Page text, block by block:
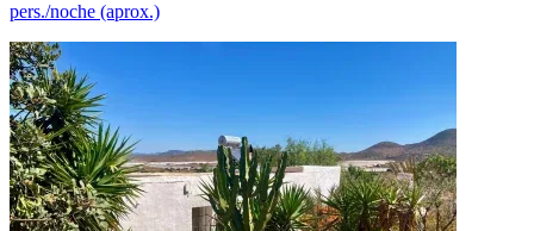
pers./noche (aprox.)